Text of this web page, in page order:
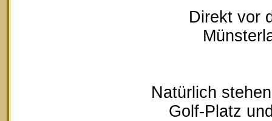
Direkt vor
Natürlich
Golf-Platz